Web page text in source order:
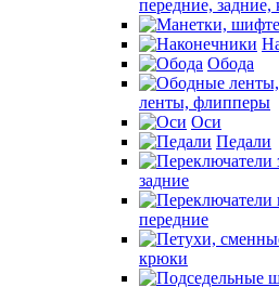
передние, задние,
Обода
ленты, флипперы
Оси
Педали
задние
передние
крюки